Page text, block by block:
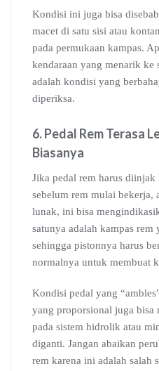
Kondisi ini juga bisa
macet di satu sisi atau
pada permukaan kampas.
kendaraan yang menarik ke
adalah kondisi yang
diperiksa.
6. Pedal Rem Terasa
Biasanya
Jika pedal rem harus
sebelum rem mulai bekerja,
lunak, ini bisa
satunya adalah kampas rem
sehingga pistonnya harus
normalnya untuk membuat
Kondisi pedal yang
yang proporsional juga bisa
pada sistem hidrolik atau
diganti. Jangan abaikan
rem karena ini adalah salah